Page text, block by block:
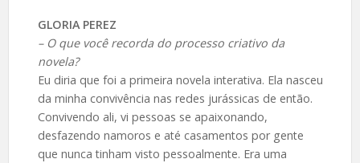
GLORIA PEREZ
– O que você recorda do processo criativo da
novela?
Eu diria que foi a primeira novela interativa. Ela nasceu
da minha convivência nas redes jurássicas de então.
Convivendo ali, vi pessoas se apaixonando,
desfazendo namoros e até casamentos por gente
que nunca tinham visto pessoalmente. Era uma